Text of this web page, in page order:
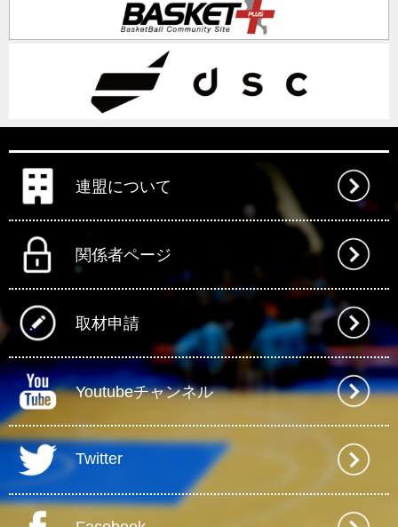
連盟について
関係者ページ
取材申請
Youtubeチャンネル
Twitter